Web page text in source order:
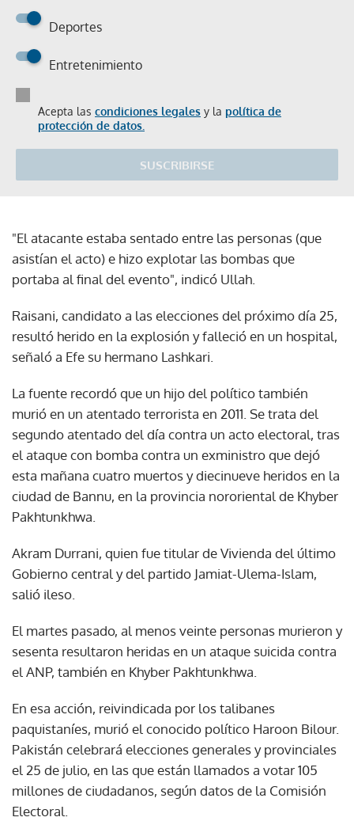
Deportes
Entretenimiento
Acepta las condiciones legales y la política de
protección de datos.
SUSCRIBIRSE
"El atacante estaba sentado entre las personas (que
asistían el acto) e hizo explotar las bombas que
portaba al final del evento", indicó Ullah.
Raisani, candidato a las elecciones del próximo día 25,
resultó herido en la explosión y falleció en un hospital,
señaló a Efe su hermano Lashkari.
La fuente recordó que un hijo del político también
murió en un atentado terrorista en 2011. Se trata del
segundo atentado del día contra un acto electoral, tras
el ataque con bomba contra un exministro que dejó
esta mañana cuatro muertos y diecinueve heridos en la
ciudad de Bannu, en la provincia nororiental de Khyber
Pakhtunkhwa.
Akram Durrani, quien fue titular de Vivienda del último
Gobierno central y del partido Jamiat-Ulema-Islam,
salió ileso.
El martes pasado, al menos veinte personas murieron y
sesenta resultaron heridas en un ataque suicida contra
el ANP, también en Khyber Pakhtunkhwa.
En esa acción, reivindicada por los talibanes
paquistaníes, murió el conocido político Haroon Bilour.
Pakistán celebrará elecciones generales y provinciales
el 25 de julio, en las que están llamados a votar 105
millones de ciudadanos, según datos de la Comisión
Electoral.